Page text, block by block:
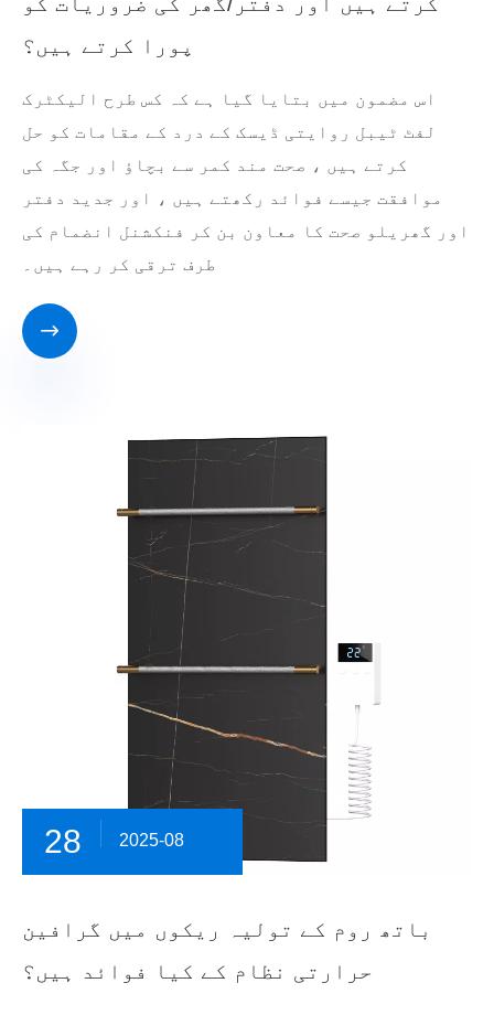
پورا کرتے ہیں؟
اس مضمون میں بتایا گیا ہے کہ کس طرح الیکٹرک
لفٹ ٹیبل روایتی ڈیسک کے درد کے مقامات کو حل
کرتے ہیں ، صحت مند کمر سے بچاؤ اور جگہ کی
موافقت جیسے فوائد رکھتے ہیں ، اور جدید دفتر
اور گھریلو صحت کا معاون بن کر فنکشنل انضمام کی
طرف ترقی کر رہے ہیں۔

28 2025-08
باتھ روم کے تولیہ ریکوں میں گرافین
حرارتی نظام کے کیا فوائد ہیں؟